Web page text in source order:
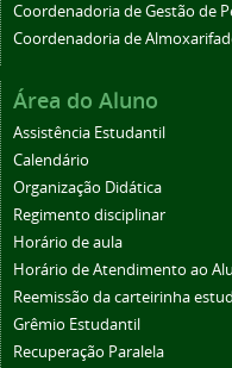
Coordenadoria de Gestão de
Coordenadoria de
Área do Aluno
Assistência Estudantil
Calendário
Organização Didática
Regimento disciplinar
Horário de aula
Horário de Atendimento ao
Reemissão da carteirinha
Grêmio Estudantil
Recuperação Paralela